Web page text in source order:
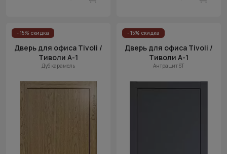
- 15% скидка
Дверь для офиса Tivoli /
Тиволи А-1
Дуб карамель
- 15% скидка
Дверь для офиса Tivoli /
Тиволи А-1
Антрацит ST